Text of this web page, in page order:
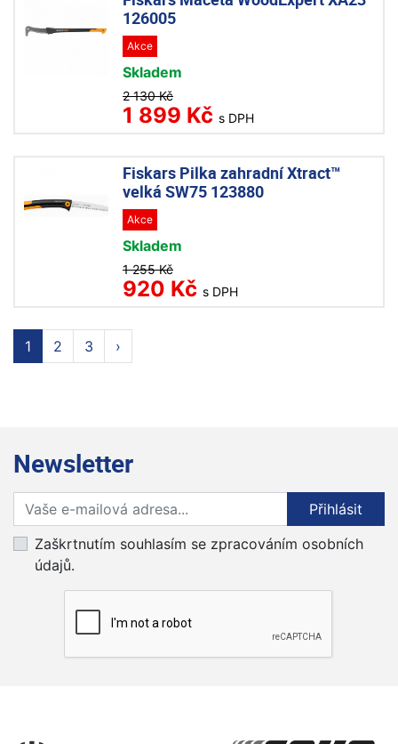
126005
Akce
Skladem
2 130 Kč
1 899 Kč s DPH
Fiskars Pilka zahradní Xtract™
velká SW75 123880
Akce
Skladem
1 255 Kč
920 Kč s DPH
1 2 3 ›
Newsletter
Přihlaste se k odběru novinek
Přihlásit
Zaškrtnutím souhlasím se zpracováním osobních
údajů.